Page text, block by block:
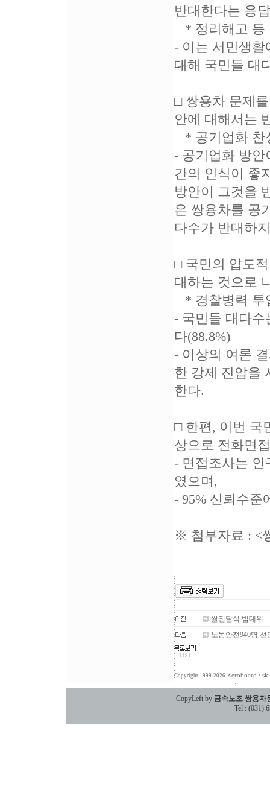
반대한다는 응
* 정리해고 등
- 이는 서민생활
대해 국민들 대
□ 쌍용차 문제
안에 대해서는
* 공기업화 찬
- 공기업화 방안
간의 인식이 좋
방안이 그것을
은 쌍용차를 공
다수가 반대하
□ 국민의 압도
대하는 것으로
* 경찰병력 투
- 국민들 대다수
다(88.8%)
- 이상의 여론
한 강제 진압을
한다.
□ 한편, 이번 국
상으로 전화면
- 면접조사는 인
였으며,
- 95% 신뢰수준
※ 첨부자료 : <
쌀전달식 범대위
노동안전940명
Copyright 1999-2026 Zeroboard /
CopyLeft by 금속노조 쌍용자
Tel : (031)